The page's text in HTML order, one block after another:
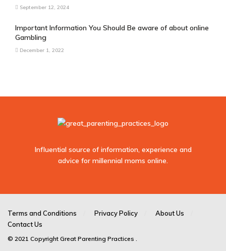
September 12, 2024
Important Information You Should Be aware of about online
Gambling
December 1, 2022
Influential source of information, experience and
advice for millennial moms online.
casino
Terms and Conditions Privacy Policy
About Us
Contact Us
© 2021 Copyright Great Parenting Practices .